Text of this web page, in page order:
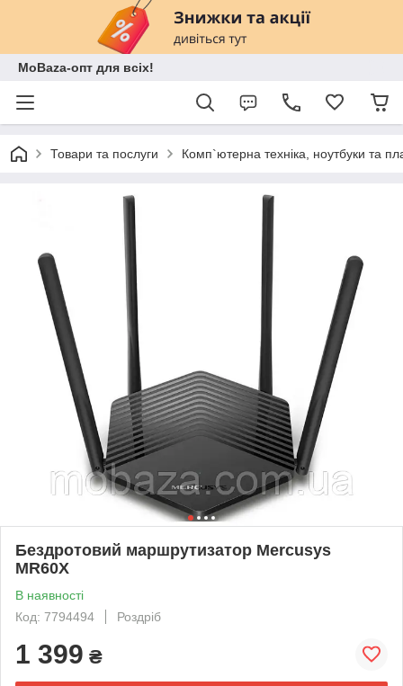
MoBaza-опт для всіх!
Товари та послуги Комп`ютерна техніка, ноутбуки та
Бездротовий маршрутизатор Mercusys
MR60X
В наявності
Код: 7794494
Роздріб
1 399 ₴